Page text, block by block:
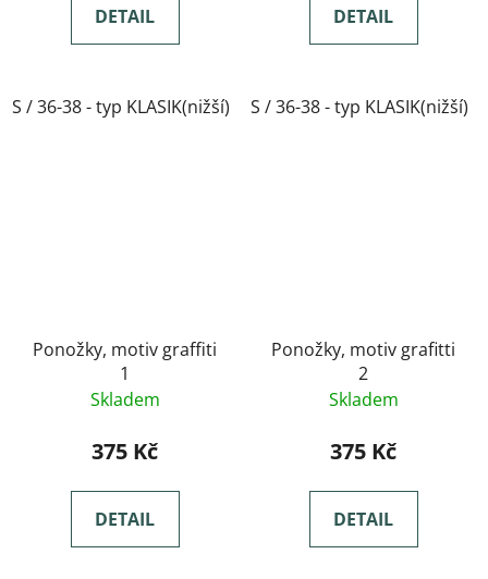
DETAIL
S / 36-38 - typ KLASIK(nižší) M / 39-41- typ KLASIK(nižší)
DETAIL
S / 36-38 - typ KLASIK(nižší)
Ponožky, motiv graffiti
1
Skladem
375 Kč
DETAIL
Ponožky, motiv grafitti
2
Skladem
375 Kč
DETAIL